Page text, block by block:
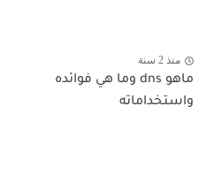
منذ 2 سنة
ماهو dns وما هي فوائده
واستخداماته